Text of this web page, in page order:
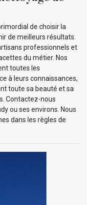
de choisir la
de meilleurs résultats.
professionnels et
du métier. Nos
toutes les
à leurs connaissances,
toute sa beauté et sa
Contactez-nous
ou ses environs. Nous
dans les règles de